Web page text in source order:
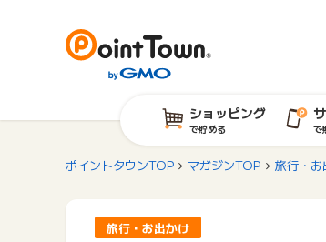
ショッピング
で貯める で
ポイントタウンTOP マガジンTOP 旅行・お
旅行・お出かけ